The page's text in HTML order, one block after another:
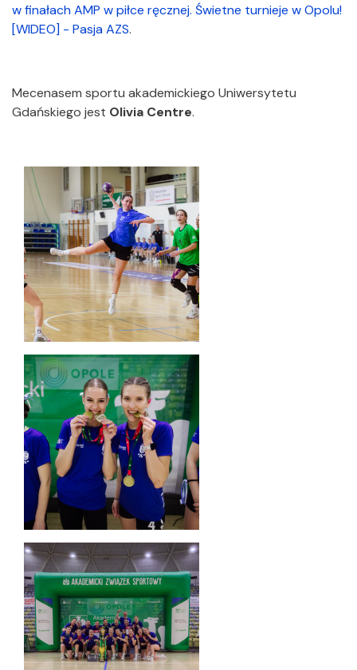
w finałach AMP w piłce ręcznej. Świetne turnieje w Opolu!
[WIDEO] - Pasja AZS.
Mecenasem sportu akademickiego Uniwersytetu
Gdańskiego jest Olivia Centre.